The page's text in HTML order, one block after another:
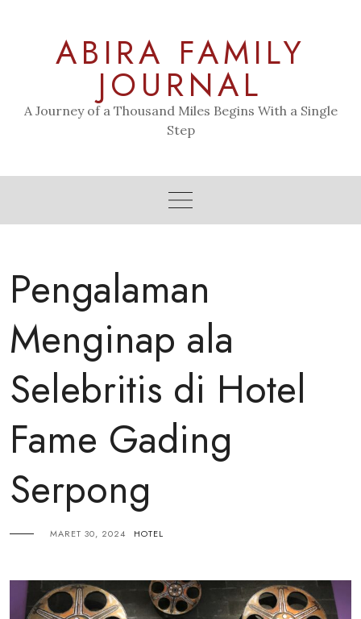
ABIRA FAMILY
JOURNAL
A Journey of a Thousand Miles Begins With a Single
Step
Pengalaman
Menginap ala
Selebritis di Hotel
Fame Gading
Serpong
MARET 30, 2024 HOTEL